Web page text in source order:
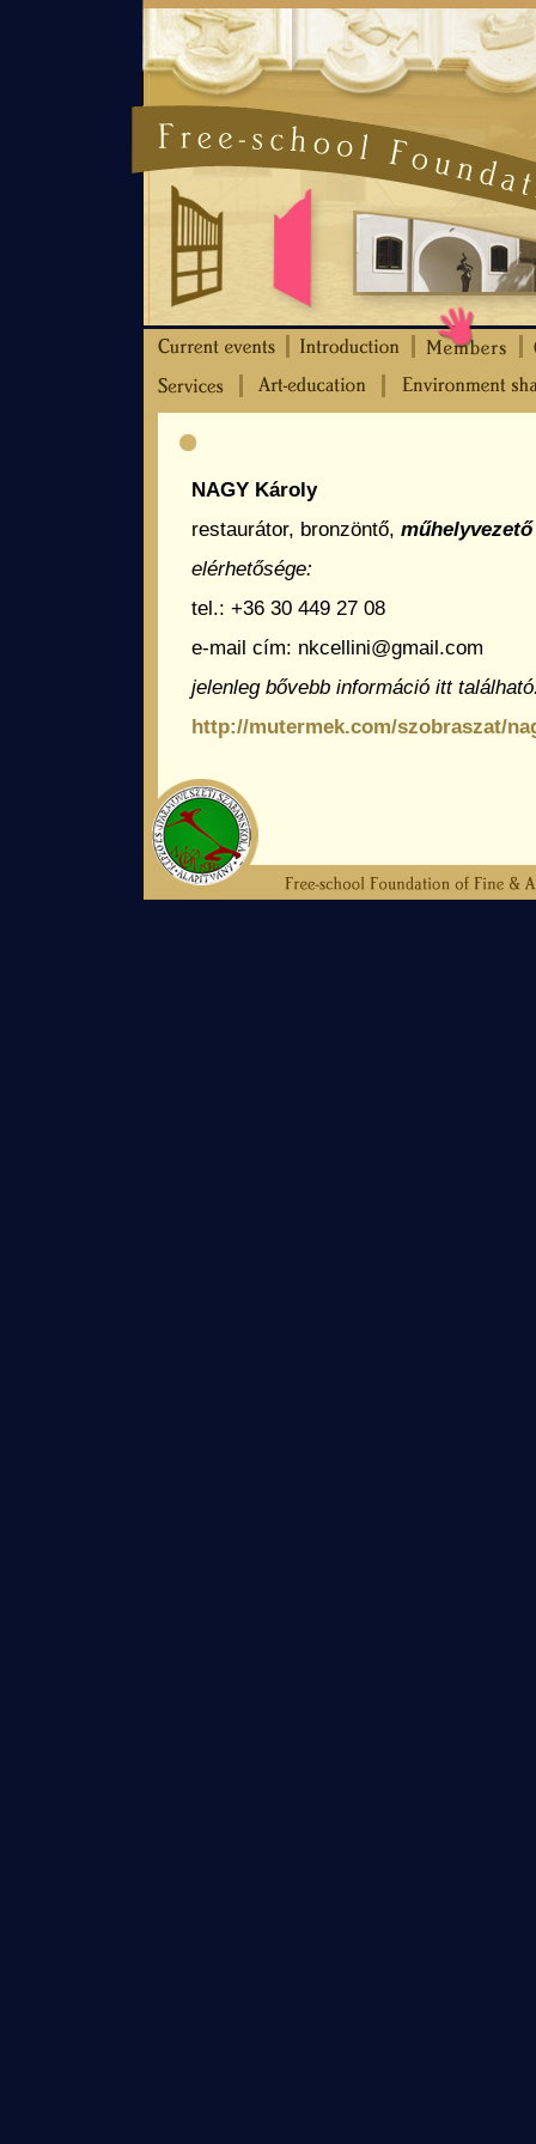
NAGY Károly
restaurátor, bronzöntő, műhelyvezető
elérhetősége:
tel.: +36 30 449 27 08
e-mail cím: nkcellini@gmail.com
jelenleg bővebb információ itt
http://mutermek.com/szobraszat/